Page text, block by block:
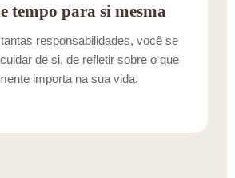
tempo para si mesma
responsabilidades, você se
de si, de refletir sobre o que
importa na sua vida.